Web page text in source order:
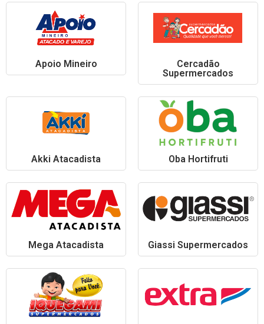
Apoio Mineiro
Cercadão
Supermercados
Akki Atacadista Oba Hortifruti
Mega Atacadista Giassi Supermercados